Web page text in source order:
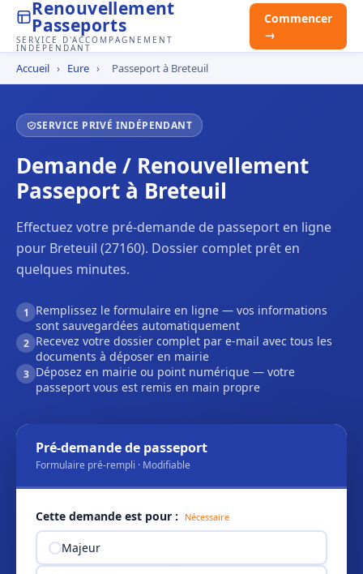
Renouvellement
Passeports
SERVICE D'ACCOMPAGNEMENT
INDÉPENDANT
Commencer
→
Accueil › Eure › Passeport à Breteuil
SERVICE PRIVÉ INDÉPENDANT
Demande / Renouvellement
Passeport à Breteuil
Effectuez votre pré-demande de passeport en ligne
pour Breteuil (27160). Dossier complet prêt en
quelques minutes.
1
Remplissez le formulaire en ligne — vos informations
sont sauvegardées automatiquement
2 Recevez votre dossier complet par e-mail avec tous les
documents à déposer en mairie
3 Déposez en mairie ou point numérique — votre
passeport vous est remis en main propre
Pré-demande de passeport
Formulaire pré-rempli · Modifiable
Cette demande est pour : Nécessaire
Majeur